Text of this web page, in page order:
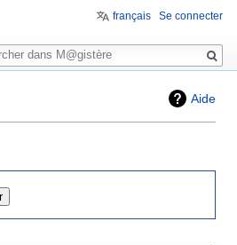
Aide
français Se connecter